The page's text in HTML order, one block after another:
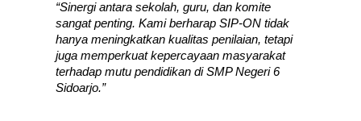
“Sinergi antara sekolah, guru, dan komite
sangat penting. Kami berharap SIP-ON tidak
hanya meningkatkan kualitas penilaian, tetapi
juga memperkuat kepercayaan masyarakat
terhadap mutu pendidikan di SMP Negeri 6
Sidoarjo.”